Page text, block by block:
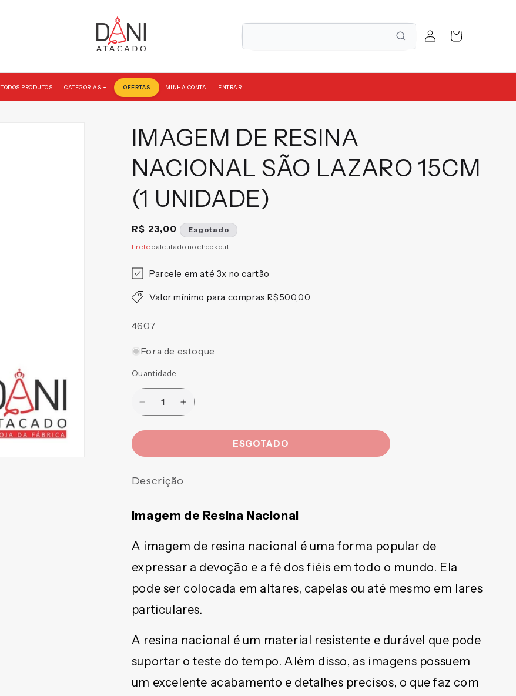
Fazer
login
Carrinho
TODOS PRODUTOS CATEGORIAS OFERTAS MINHA CONTA ENTRAR
IMAGEM DE RESINA
NACIONAL SÃO LAZARO 15CM
(1 UNIDADE)
Preço
normal
R$ 23,00
Esgotado
Frete calculado no checkout.
Parcele em até 3x no cartão
Valor mínimo para compras R$500,00
SKU:
4607
Fora de estoque
Quantidade
Diminuir
quantidade
IMAGEM
RESINA
SÃO
LAZARO
(1
UNIDADE)
Aumentar
quantidade
IMAGEM
RESINA
SÃO
LAZARO
(1
UNIDADE)
ESGOTADO
Descrição
Imagem de Resina Nacional
A imagem de resina nacional é uma forma popular de
expressar a devoção e a fé dos fiéis em todo o mundo. Ela
pode ser colocada em altares, capelas ou até mesmo em lares
particulares.
A resina nacional é um material resistente e durável que pode
suportar o teste do tempo. Além disso, as imagens possuem
um excelente acabamento e detalhes precisos, o que faz com